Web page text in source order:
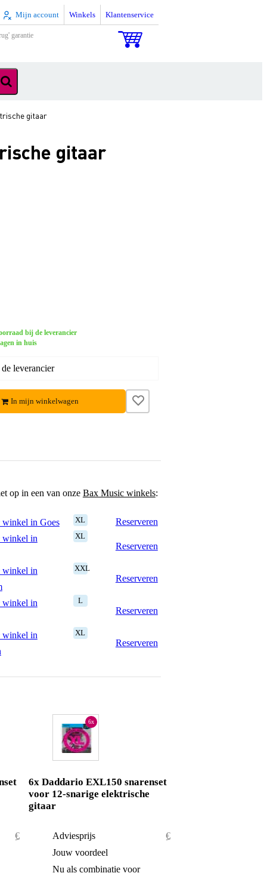
Mijn account Winkels Klantenservice
garantie
gitaar
gitaar
bij de leverancier
in huis
leverancier
In mijn winkelwagen
op in een van onze Bax Music winkels:
in Goes XL
Reserveren
winkel in
XL
Reserveren
winkel in
XXL
Reserveren
winkel in
L
Reserveren
winkel in
XL
Reserveren
€ 35,40
6x
6x Daddario EXL150 snarenset
voor 12-snarige elektrische
gitaar
Adviesprijs
€ 70,80
Jouw voordeel
Nu als combinatie voor